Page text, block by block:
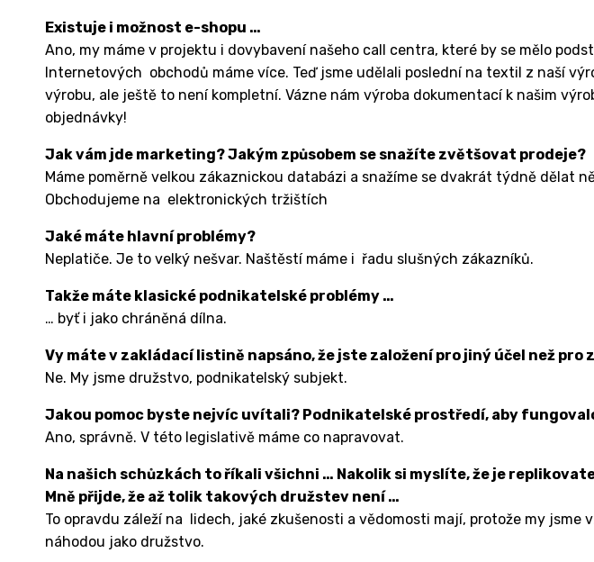
Existuje i možnost e-shopu …
Ano, my máme v projektu i dovybavení našeho call centra, které by se mělo
Internetových obchodů máme více. Teď jsme udělali poslední na textil z naší
výrobu, ale ještě to není kompletní. Vázne nám výroba dokumentací k našim
objednávky!
Jak vám jde marketing? Jakým způsobem se snažíte zvětšovat prodeje?
Máme poměrně velkou zákaznickou databázi a snažíme se dvakrát týdně dělat
Obchodujeme na elektronických tržištích
Jaké máte hlavní problémy?
Neplatiče. Je to velký nešvar. Naštěstí máme i řadu slušných zákazníků.
Takže máte klasické podnikatelské problémy …
… byť i jako chráněná dílna.
Vy máte v zakládací listině napsáno, že jste založení pro jiný účel než pro
Ne. My jsme družstvo, podnikatelský subjekt.
Jakou pomoc byste nejvíc uvítali? Podnikatelské prostředí, aby
Ano, správně. V této legislativě máme co napravovat.
Na našich schůzkách to říkali všichni … Nakolik si myslíte, že je
Mně přijde, že až tolik takových družstev není …
To opravdu záleží na lidech, jaké zkušenosti a vědomosti mají, protože my jsme
náhodou jako družstvo.